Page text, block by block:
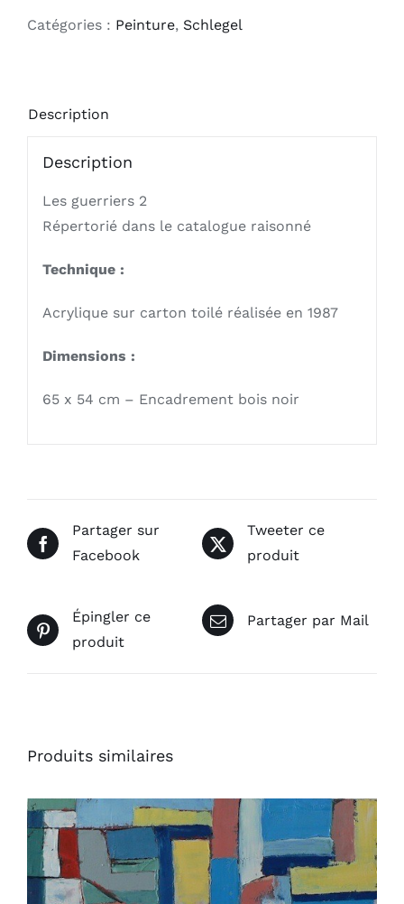
guerriers
Catégories : Peinture, Schlegel
Description
Description
Les guerriers 2
Répertorié dans le catalogue raisonné
Technique :
Acrylique sur carton toilé réalisée en 1987
Dimensions :
65 x 54 cm – Encadrement bois noir
Partager sur
Facebook
Tweeter ce
produit
Épingler ce
produit
Partager par Mail
Produits similaires